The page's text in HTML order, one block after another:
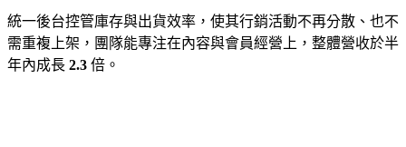
統一後台控管庫存與出貨效率，使其行銷活動不再分散、也不
需重複上架，團隊能專注在內容與會員經營上，整體營收於半
年內成長 2.3 倍。